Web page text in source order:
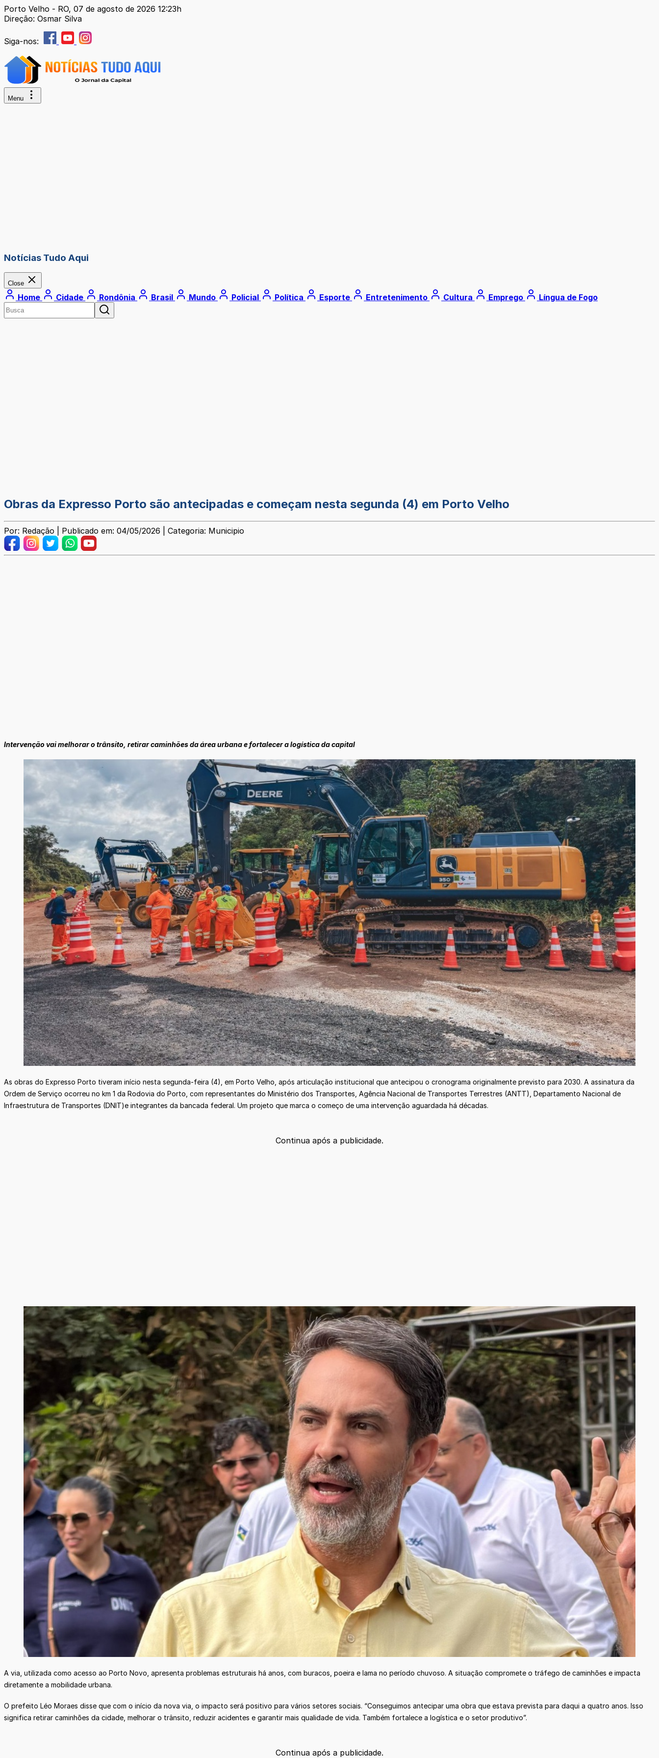
Porto Velho - RO, 07 de agosto de 2026 12:23h
Direção: Osmar Silva
Siga-nos:
Menu
Notícias Tudo Aqui
Close
Home Cidade Rondônia Brasil Mundo Policial Política Esporte Entretenimento Cultura Emprego Língua de Fogo
Obras da Expresso Porto são antecipadas e começam nesta segunda (4) em Porto Velho
Por: Redação | Publicado em: 04/05/2026 | Categoria: Municipio
Intervenção vai melhorar o trânsito, retirar caminhões da área urbana e fortalecer a logística da capital
As obras do Expresso Porto tiveram início nesta segunda-feira (4), em Porto Velho, após articulação institucional que antecipou o cronograma originalmente previsto para 2030. A assinatura da
Ordem de Serviço ocorreu no km 1 da Rodovia do Porto, com representantes do Ministério dos Transportes, Agência Nacional de Transportes Terrestres (ANTT), Departamento Nacional de
Infraestrutura de Transportes (DNIT)e integrantes da bancada federal. Um projeto que marca o começo de uma intervenção aguardada há décadas.
Continua após a publicidade.
A via, utilizada como acesso ao Porto Novo, apresenta problemas estruturais há anos, com buracos, poeira e lama no período chuvoso. A situação compromete o tráfego de caminhões e impacta
diretamente a mobilidade urbana.
O prefeito Léo Moraes disse que com o início da nova via, o impacto será positivo para vários setores sociais. “Conseguimos antecipar uma obra que estava prevista para daqui a quatro anos. Isso
significa retirar caminhões da cidade, melhorar o trânsito, reduzir acidentes e garantir mais qualidade de vida. Também fortalece a logística e o setor produtivo”.
Continua após a publicidade.